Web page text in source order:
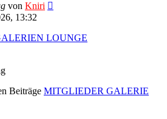
von Kniri
13:32
LOUNGE
MITGLIEDER GALERIE